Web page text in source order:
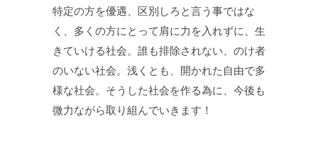
特定の方を優遇、区別しろと言う事ではな
く、多くの方にとって肩に力を入れずに、生
きていける社会。誰も排除されない、のけ者
のいない社会。浅くとも、開かれた自由で多
様な社会。そうした社会を作る為に、今後も
微力ながら取り組んでいきます！